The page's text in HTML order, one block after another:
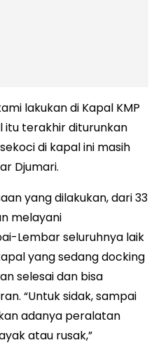
lakukan di Kapal KMP
itu terakhir diturunkan
di kapal ini masih
Djumari.
yang dilakukan, dari 33
melayani
Lembar seluruhnya laik
yang sedang docking
selesai dan bisa
“Untuk sidak, sampai
adanya peralatan
atau rusak,”